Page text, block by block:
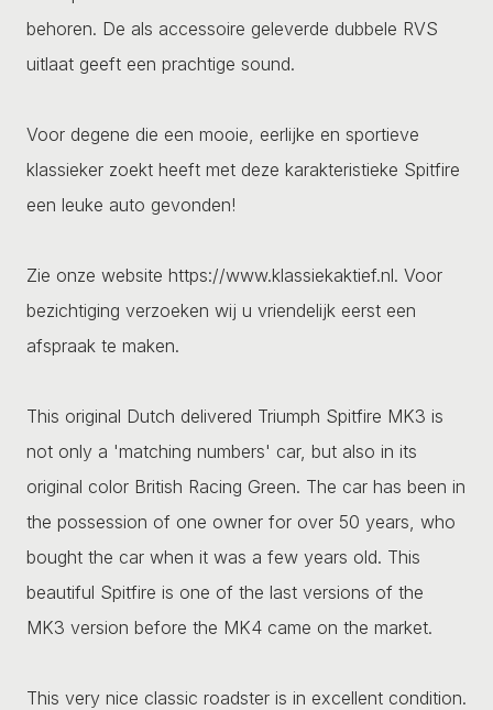
behoren. De als accessoire geleverde dubbele RVS
uitlaat geeft een prachtige sound.
Voor degene die een mooie, eerlijke en sportieve
klassieker zoekt heeft met deze karakteristieke Spitfire
een leuke auto gevonden!
Zie onze website https://www.klassiekaktief.nl. Voor
bezichtiging verzoeken wij u vriendelijk eerst een
afspraak te maken.
This original Dutch delivered Triumph Spitfire MK3 is
not only a 'matching numbers' car, but also in its
original color British Racing Green. The car has been in
the possession of one owner for over 50 years, who
bought the car when it was a few years old. This
beautiful Spitfire is one of the last versions of the
MK3 version before the MK4 came on the market.
This very nice classic roadster is in excellent condition.